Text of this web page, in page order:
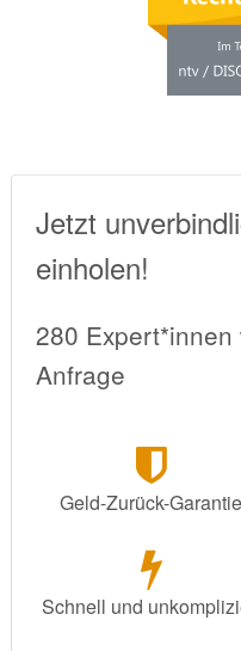
Jetzt
einholen!
280
Anfrage
Geld-Zurück-Garantie
Schnell und